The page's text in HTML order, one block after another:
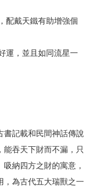
配戴天鐵有助增強個
運，並且如同流星一
書記載和民間神話傳說
能吞天下財而不漏，只
納四方之財的寓意，
，為古代五大瑞獸之一